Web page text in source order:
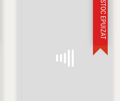
STOC EPUIZAT